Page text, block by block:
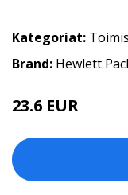
Kategoriat:
Brand: Hewlett
23.6 EUR